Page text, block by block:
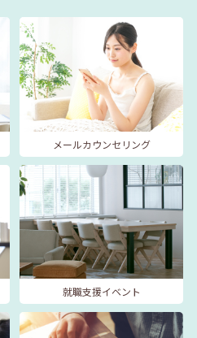
メールカウンセリング
就職支援イベント